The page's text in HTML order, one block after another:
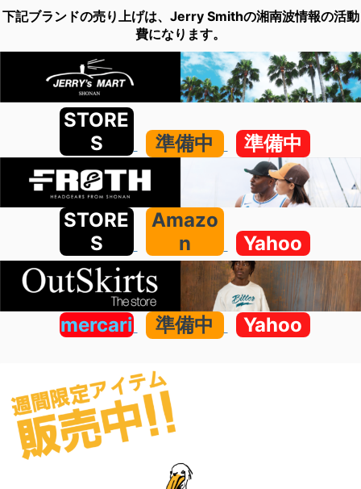
下記ブランドの売り上げは、Jerry Smithの湘南波情報の活動
費になります。
STORE
S
準備中 準備中
STORE
S
Amazo
n
Yahoo
mercari 準備中 Yahoo